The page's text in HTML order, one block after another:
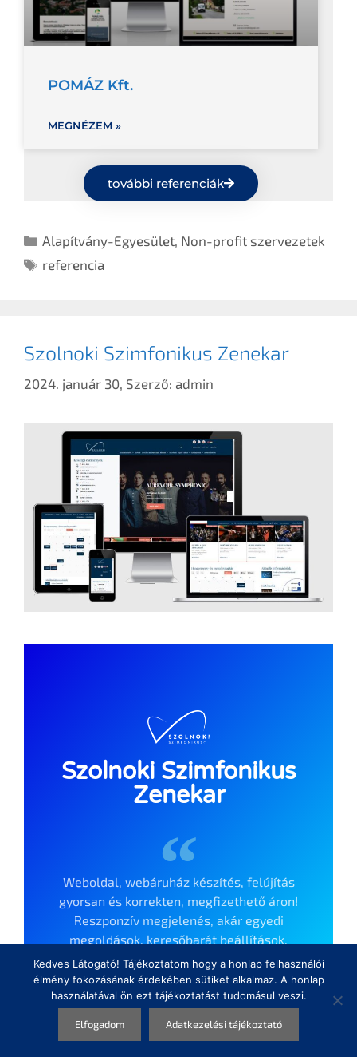
POMÁZ Kft.
MEGNÉZEM »
további referenciák
Alapítvány-Egyesület, Non-profit szervezetek
referencia
Szolnoki Szimfonikus Zenekar
2024. január 30, Szerző: admin
Szolnoki Szimfonikus
Zenekar
Weboldal, webáruház készítés, felújítás
gyorsan és korrekten, megfizethető áron!
Reszponzív megjelenés, akár egyedi
megoldások, keresőbarát beállítások.
Ha ilyen megoldásokat keres, akkor jó helyen
jár!
Kedves Látogató! Tájékoztatom hogy a honlap felhasználói
élmény fokozásának érdekében sütiket alkalmaz. A honlap
használatával ön ezt tájékoztatást tudomásul veszi.
Elfogadom Adatkezelési tájékoztató